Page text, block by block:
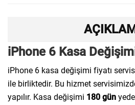
iPhone 6 Kasa
iPhone 6 kasa değişimi fiyatı
ile birliktedir. Bu hizmet
yapılır. Kasa değişimi 180 gün